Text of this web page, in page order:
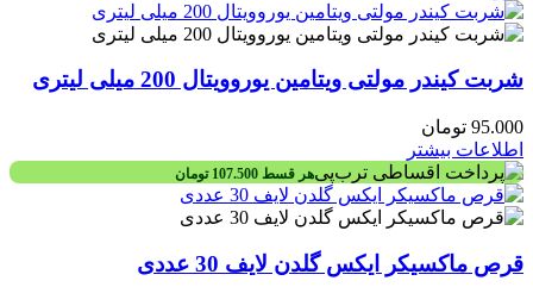
شربت کیندر مولتی ویتامین یوروویتال 200 میلی لیتری
95.000 تومان
اطلاعات بیشتر
هر قسط 107.500 تومان
قرص ماکسیکر ایکس گلدن لایف 30 عددی